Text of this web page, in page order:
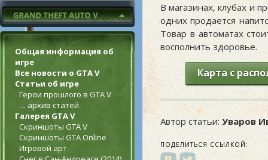
Общая информация об
игре
Все новости о GTA V
Статьи об игре
Герои прошлого в GTA V
… архив статей
Галерея GTA V
Скриншоты GTA V
Скриншоты GTA Online
Игровой арт
В магазинах, клубах и
одних продается
Товар в автоматах
восполнить здоровье.
Карта с
Автор статьи:Уваров
ПОДЕЛИТЬСЯ ССЫЛКОЙ: